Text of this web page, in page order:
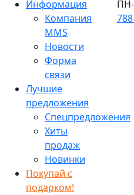
Информация
Компания
MMS
Новости
Форма
связи
Лучшие
предложения
Спецпредложения
Хиты
продаж
Новинки
Покупай с
подарком!